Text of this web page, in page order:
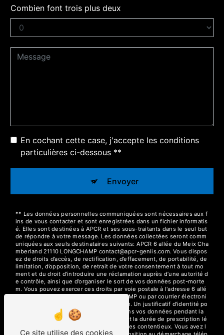
Combien font trois plus deux
En cochant cette case, j'accepte les conditions
particulières ci-dessous **
Envoyer
** Les données personnelles communiquées sont nécessaires aux f
ins de vous contacter et sont enregistrées dans un fichier informatis
é. Elles sont destinées à APCR et ses sous-traitants dans le seul but
de répondre à votre message. Les données collectées seront comm
uniquées aux seuls destinataires suivants: APCR 6 allée du Meix Cha
mberland 21110 LONGCHAMP contact@apcr-genlis.com. Vous dispos
ez de droits d’accès, de rectification, d’effacement, de portabilité, de
limitation, d’opposition, de retrait de votre consentement à tout mo
ment et du droit d’introduire une réclamation auprès d’une autorité d
e contrôle, ainsi que d’organiser le sort de vos données post-morte
m. Vous pouvez exercer ces droits par voie postale à l'adresse 6 allé
e du Meix Chamberland 21110 LONGCHAMP ou par courrier électroni
que à l'adresse contact@apcr-genlis.com. Un justificatif d'identité po
urra vous être demandé. Nous conservons vos données pendant la
période de prise de contact puis pendant la durée de prescription lé
gale aux fins probatoires et de gestion des contentieux. Vous avez l
Ce site utilise des cookies